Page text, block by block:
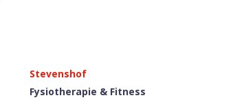
Fysiotherapie & Fitness